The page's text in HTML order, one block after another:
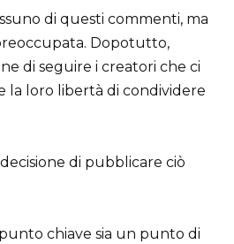
di questi commenti, ma
Dopotutto,
di seguire i creatori che ci
la loro libertà di condividere
di pubblicare ciò
chiave sia un punto di